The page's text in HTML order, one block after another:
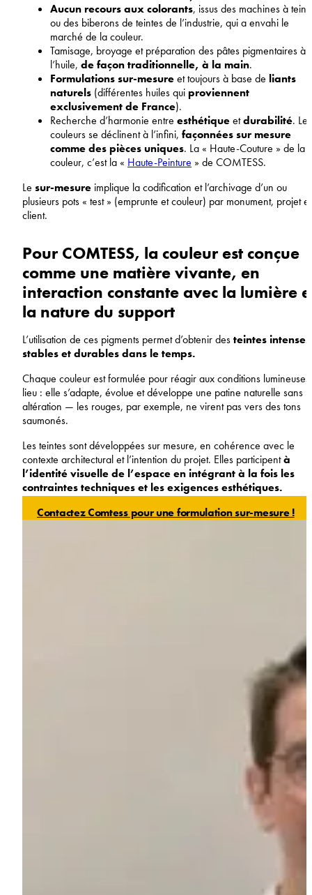
Aucun recours aux colorants, issus des machines à
ou des biberons de teintes de l’industrie, qui a envahi le
marché de la couleur.
Tamisage, broyage et préparation des pâtes pigmentaires à
l’huile, de façon traditionnelle, à la main.
Formulations sur-mesureet toujours à base de liants
naturels (différentes huiles quiproviennent
exclusivement de France).
Recherche d’harmonie entre esthétiqueetdurabilité. Les
couleurs se déclinent à l’infini, façonnées sur mesure
comme des pièces uniques. La « Haute-Couture » de la
couleur, c’est la « Haute-Peinture » de COMTESS.
Le sur-mesure implique la codification et l’archivage d’un ou
plusieurs pots « test » (emprunte et couleur) par monument, projet et
client.
Pour COMTESS, la couleur est conçue
comme une matière vivante, en
interaction constante avec la lumière
la nature du support
L’utilisation de ces pigments permet d’obtenir desteintes
stables et durables dans le temps.
Chaque couleur est formulée pour réagir aux conditions
lieu : elle s’adapte, évolue et développe une patine naturelle sans
altération — les rouges, par exemple, ne virent pas vers des tons
saumonés.
Les teintes sont développées sur mesure, en cohérence avec le
contexte architectural et l’intention du projet. Elles participentà
l’identité visuelle de l’espace en intégrant à la fois les
contraintes techniques et les exigences esthétiques.
Contactez Comtess pour une formulation sur-mesure !